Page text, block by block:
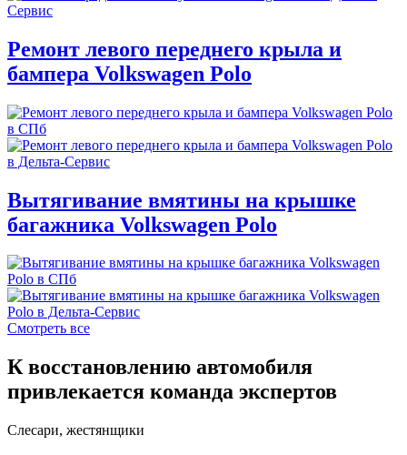
Ремонт левого переднего крыла и
бампера Volkswagen Polo
Вытягивание вмятины на крышке
багажника Volkswagen Polo
Смотреть все
К восстановлению автомобиля
привлекается команда экспертов
Слесари, жестянщики